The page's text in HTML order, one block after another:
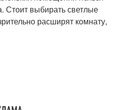
Стоит выбирать светлые
расширят комнату,